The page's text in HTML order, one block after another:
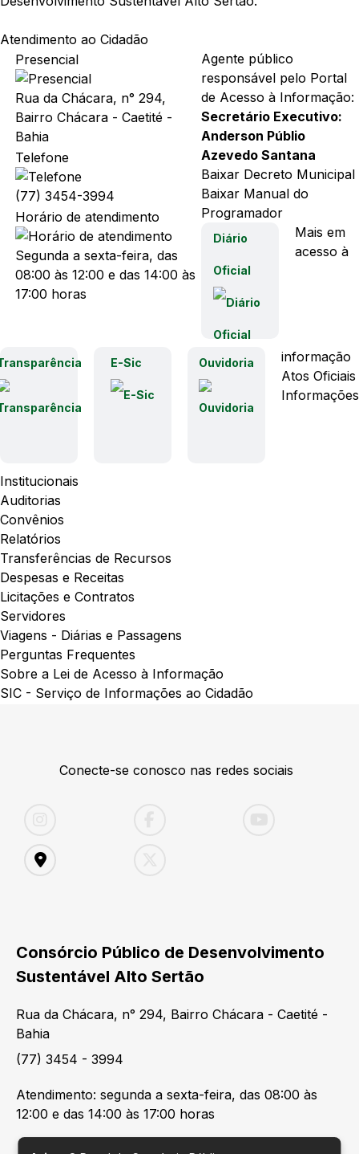
Atendimento ao Cidadão
Presencial
Rua da Chácara, n° 294,
Bairro Chácara - Caetité -
Bahia
Telefone
(77) 3454-3994
Horário de atendimento
Segunda a sexta-feira, das
08:00 às 12:00 e das 14:00 às
17:00 horas
Agente público
responsável pelo Portal
de Acesso à Informação:
Secretário Executivo:
Anderson Públio
Azevedo Santana
Baixar Decreto Municipal
Baixar Manual do
Programador
Diário
Oficial
E-Sic Ouvidoria
Mais em
acesso à
informação
Atos Oficiais
Informações
Institucionais
Auditorias
Convênios
Relatórios
Transferências de Recursos
Despesas e Receitas
Licitações e Contratos
Servidores
Viagens - Diárias e Passagens
Perguntas Frequentes
Sobre a Lei de Acesso à Informação
SIC - Serviço de Informações ao Cidadão
Conecte-se conosco nas redes sociais
Consórcio Público de Desenvolvimento
Sustentável Alto Sertão
Rua da Chácara, n° 294, Bairro Chácara - Caetité -
Bahia
(77) 3454 - 3994
Atendimento: segunda a sexta-feira, das 08:00 às
12:00 e das 14:00 às 17:00 horas